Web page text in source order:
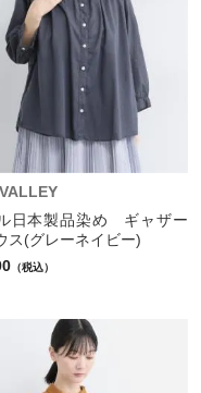
日本製品染め ギャザー
ス(グレーネイビー)
（税込）